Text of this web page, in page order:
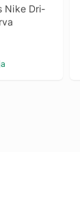
Nike Dri-